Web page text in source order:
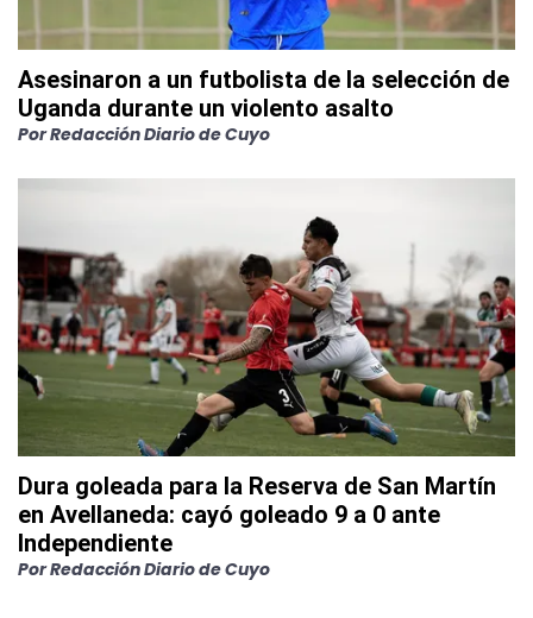
Asesinaron a un futbolista de la selección de
Uganda durante un violento asalto
PorRedacción Diario de Cuyo
Dura goleada para la Reserva de San Martín
en Avellaneda: cayó goleado 9 a 0 ante
Independiente
PorRedacción Diario de Cuyo